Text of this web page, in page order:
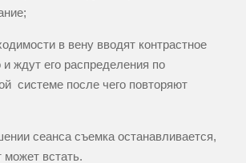
в вену вводят контрастное
ждут его распределения по
системе после чего повторяют
сеанса съемка останавливается,
может встать.